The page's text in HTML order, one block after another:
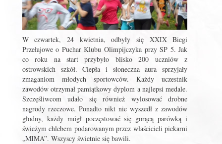
W czwartek, 24 kwietnia, odbyły się XXIX Biegi
Przełajowe o Puchar Klubu Olimpijczyka przy SP 5. Jak
co roku na start przybyło blisko 200 uczniów z
ostrowskich szkół. Ciepła i słoneczna aura sprzyjały
zmaganiom młodych sportowców. Każdy uczestnik
zawodów otrzymał pamiątkowy dyplom a najlepsi medale.
Szczęśliwcom udało się również wylosować drobne
nagrody rzeczowe. Ponadto nikt nie wyszedł z zawodów
głodny, każdy mógł poczęstować się gorącą parówką i
świeżym chlebem podarowanym przez właścicieli piekarni
„MIMA”. Wszyscy świetnie się bawili.